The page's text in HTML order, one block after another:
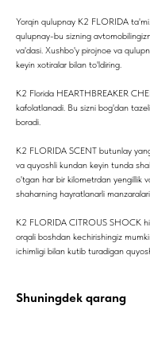
Yorqin qulupnay K2 FLORIDA
qulupnay-bu sizning
va'dasi. Xushbo'y pirojnoe va
keyin xotiralar bilan to'ldiring.
K2 Florida HEARTHBREAKER
kafolatlanadi. Bu sizni bog'dan
boradi.
K2 FLORIDA SCENT butunlay
va quyoshli kundan keyin tunda
o'tgan har bir kilometrdan yengillik
shaharning hayratlanarli
K2 FLORIDA CITROUS SHOCK
orqali boshdan kechirishingiz
ichimligi bilan kutib turadigan
Shuningdek qarang